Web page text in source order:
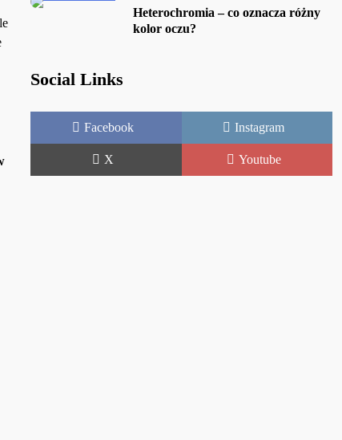
Heterochromia – co oznacza różny
kolor oczu?
Social Links
Facebook Instagram
X Youtube